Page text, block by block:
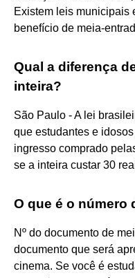
Existem leis municipais
benefício de meia-
Qual a diferença
inteira?
São Paulo - A lei
que estudantes e
ingresso comprado
se a inteira custar 30
O que é o número
Nº do documento de
documento que será
cinema. Se você é